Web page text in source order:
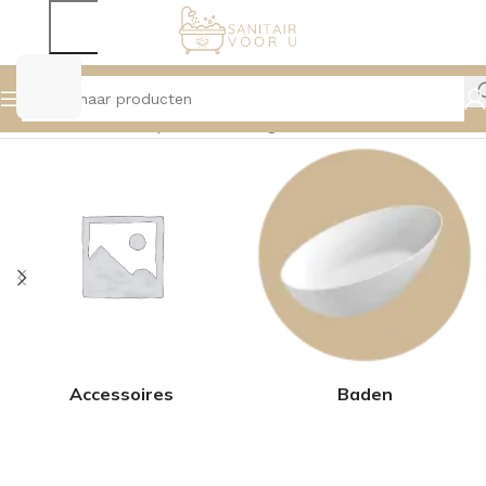
Home Product Diepte 46cm Pagina 2
Accessoires Baden